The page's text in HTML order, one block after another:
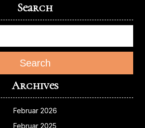
Search
Search
Archives
Februar 2026
Februar 2025